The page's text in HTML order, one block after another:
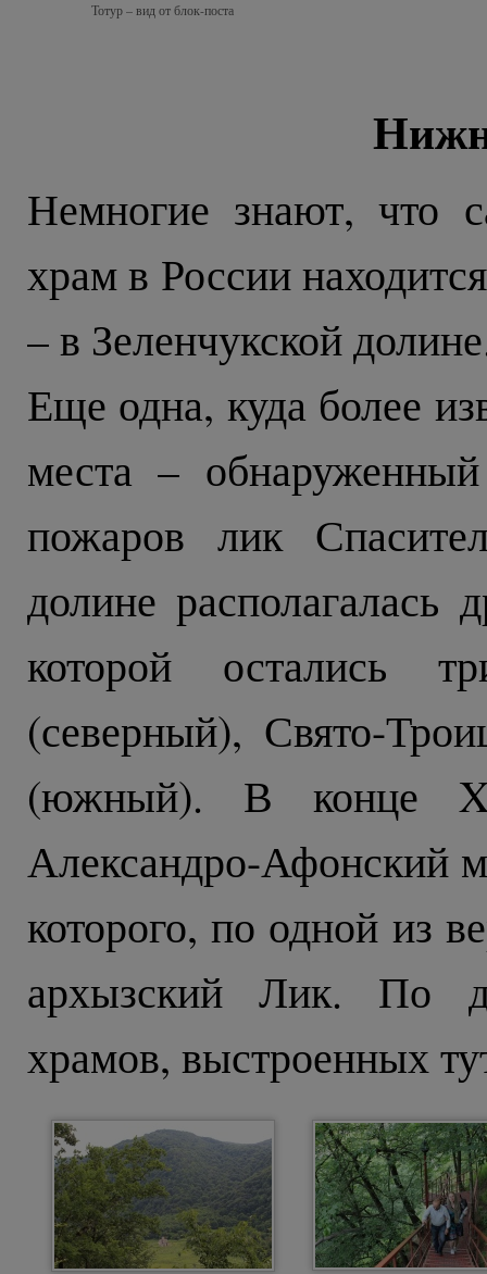
Тотур – вид от блок-поста
Немногие знают, что
храм в России
– в Зеленчукской
Еще одна, куда более
места –
пожаров лик
долине располагалась
которой остались
(северный), Свято-
(южный). В конце
Александро-Афонский
которого, по одной из
архызский Лик. По
храмов, выстроенных